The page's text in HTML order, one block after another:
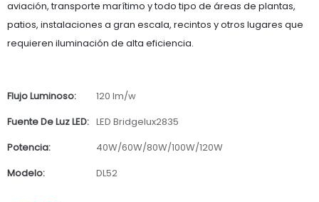
aviación, transporte marítimo y todo tipo de áreas de plantas,
patios, instalaciones a gran escala, recintos y otros lugares que
requieren iluminación de alta eficiencia.
Flujo Luminoso:
120 lm/w
Fuente De Luz LED: LED Bridgelux2835
Potencia:
40W/60W/80W/100W/120W
Modelo:
DL52